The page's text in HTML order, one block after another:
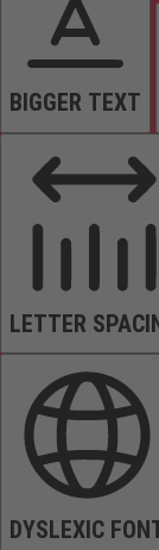
BIGGER TEXT
LETTER
DYSLEXIC